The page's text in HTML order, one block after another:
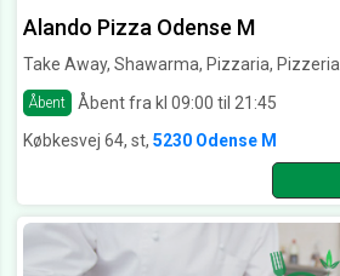
Alando Pizza Odense M
Take Away, Shawarma, Pizzaria, Pizzeria
Åbent
Åbent fra kl 09:00 til 21:45
Købkesvej 64, st, 5230 Odense M